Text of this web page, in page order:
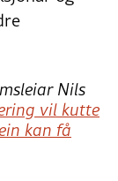
Nils
vil kutte
kan få